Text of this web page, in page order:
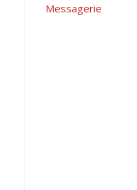
Messagerie